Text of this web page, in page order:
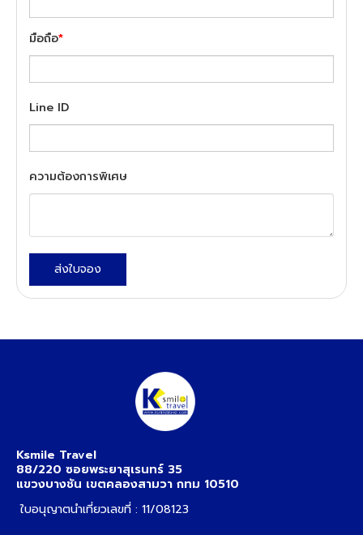
มือถือ*
Line ID
ความต้องการพิเศษ
ส่งใบจอง
Ksmile Travel
88/220 ซอยพระยาสุเรนทร์ 35
แขวงบางชัน เขตคลองสามวา กทม 10510
ใบอนุญาตนำเที่ยวเลขที่ : 11/08123